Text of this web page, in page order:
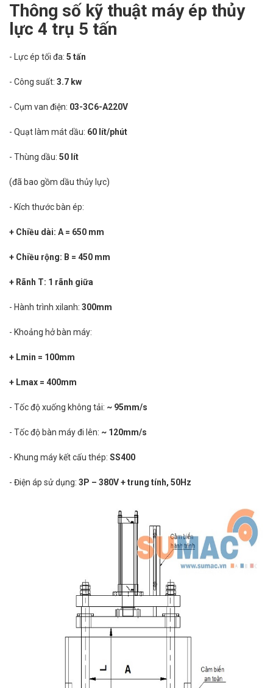
Thông số kỹ thuật máy ép thủy
lực 4 trụ 5 tấn
- Lực ép tối đa: 5 tấn
- Công suất: 3.7 kw
- Cụm van điện: 03-3C6-A220V
- Quạt làm mát dầu: 60 lít/phút
- Thùng dầu: 50 lít
(đã bao gồm dầu thủy lực)
- Kích thước bàn ép:
+ Chiều dài: A = 650 mm
+ Chiều rộng: B = 450 mm
+ Rãnh T: 1 rãnh giữa
- Hành trình xilanh: 300mm
- Khoảng hở bàn máy:
+ Lmin = 100mm
+ Lmax = 400mm
- Tốc độ xuống không tải: ~ 95mm/s
- Tốc độ bàn máy đi lên: ~ 120mm/s
- Khung máy kết cấu thép: SS400
- Điện áp sử dụng: 3P – 380V + trung tính, 50Hz